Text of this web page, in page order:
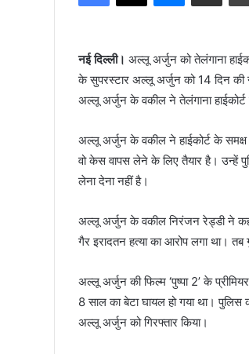
नई दिल्ली। अल्लू अर्जुन को तेलंगाना
के सुपरस्टार अल्लू अर्जुन को 14 दिन
अल्लू अर्जुन के वकील ने तेलंगाना
अल्लू अर्जुन के वकील ने हाईकोर्ट के
वो केस वापस लेने के लिए तैयार है। उन्हें
लेना देना नहीं है।
अल्लू अर्जुन के वकील निरंजन रेड्डी ने
गैर इरादतन हत्या का आरोप लगा था।
अल्लू अर्जुन की फिल्म ‘पुष्पा 2’ के
8 साल का बेटा घायल हो गया था।
अल्लू अर्जुन को गिरफ्तार किया।